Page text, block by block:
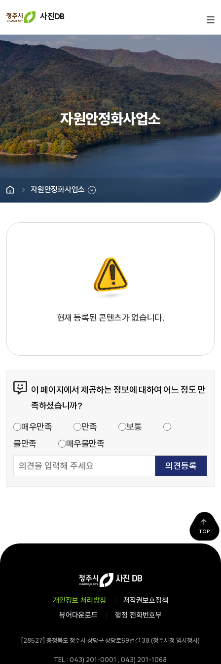
사진DB
자원안정화사업소
자원안정화사업소
현재 등록된 콘텐츠가 없습니다.
이 페이지에서 제공하는 정보에 대하여 어느 정도 만
족하셨습니까?
매우만족 만족
보통
불만족
매우불만족
TOP
개인정보 처리방침
저작권보호정책
뷰어다운로드
행정 전화번호부
[28527] 충청북도 청주시 상당구 상당로69번길 38 (청주시청 임시청사)
TEL : 043) 201-0001 , 043) 201-1068